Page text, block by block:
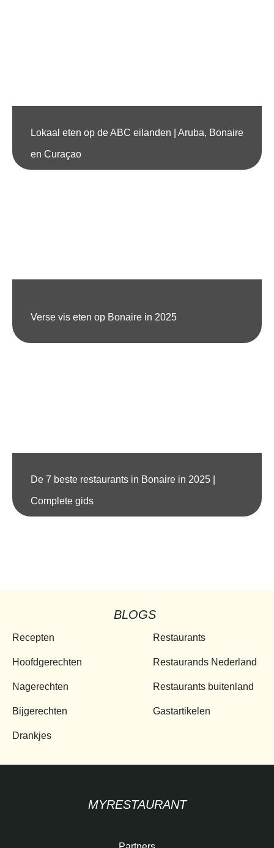
Lokaal eten op de ABC eilanden | Aruba, Bonaire
en Curaçao
Verse vis eten op Bonaire in 2025
De 7 beste restaurants in Bonaire in 2025 |
Complete gids
BLOGS
Recepten
Hoofdgerechten
Nagerechten
Bijgerechten
Drankjes
Restaurants
Restaurands Nederland
Restaurants buitenland
Gastartikelen
MYRESTAURANT